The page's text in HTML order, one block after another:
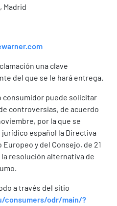
Madrid
una clave
del que se le hará entrega.
consumidor puede solicitar
controversias, de acuerdo
por la que se
español la Directiva
Europeo y del Consejo, de 21
la resolución alternativa de
a través del sitio
consumers/odr/main/?